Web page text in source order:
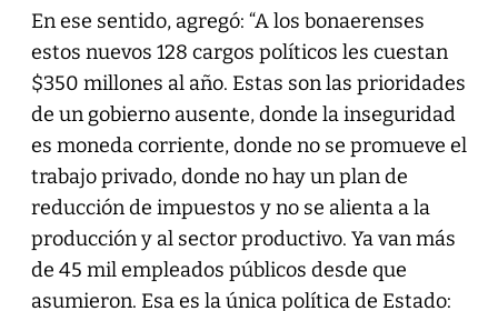
En ese sentido, agregó: “A los bonaerenses
estos nuevos 128 cargos políticos les cuestan
$350 millones al año. Estas son las prioridades
de un gobierno ausente, donde la inseguridad
es moneda corriente, donde no se promueve el
trabajo privado, donde no hay un plan de
reducción de impuestos y no se alienta a la
producción y al sector productivo. Ya van más
de 45 mil empleados públicos desde que
asumieron. Esa es la única política de Estado: